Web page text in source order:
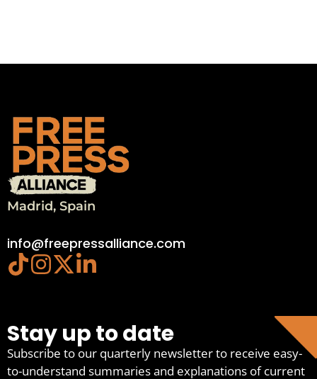
Madrid, Spain
info@freepressalliance.com
Stay up to date
Subscribe to our quarterly newsletter to receive easy-
to-understand summaries and explanations of current